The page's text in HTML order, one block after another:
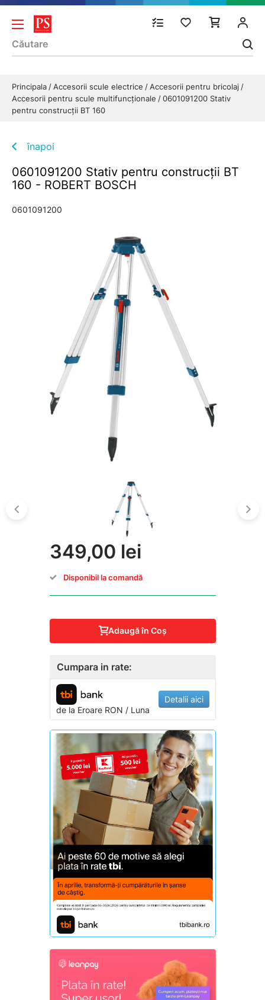
Principala Accesorii scule electrice
Accesorii pentru bricolaj
Accesorii pentru scule multifuncționale
0601091200 Stativ
pentru construcţii BT 160
înapoi
0601091200 Stativ pentru construcţii BT
160 - ROBERT BOSCH
0601091200
349,00 lei
Disponibil la comandă
Adaugă în Coş
Cumpara in rate:
de la EroareRON / Luna
Detalii aici